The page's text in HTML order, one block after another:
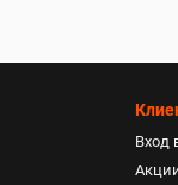
Вход